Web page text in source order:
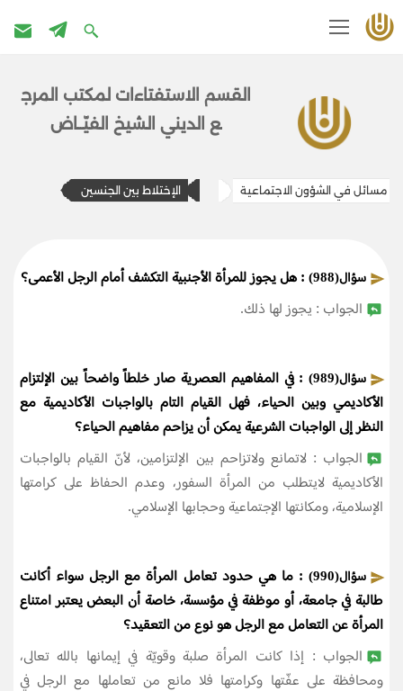
القسم الاستفتاءات ل​​مكتب المرج​
ع الديني الشيخ الفيّــاض
مسائل في الشؤون الاجتماعية الإختلاط بين الجنسين
سؤال(988)
: هل يجوز للمرأة الأجنبية التكشف أمام الرجل الأعمى؟
الجواب : يجوز لها ذلك.
سؤال(989)
: في المفاهيم العصرية صار خلطاً واضحاً بين الإلتزام
الأكاديمي وبين الحياء، فهل القيام التام بالواجبات الأكاديمية مع
النظر إلى الواجبات الشرعية يمكن أن يزاحم مفاهيم الحياء؟
الجواب : لاتمانع ولاتزاحم بين الإلتزامين، لأنّ القيام بالواجبات
الأكاديمية لايتطلب من المرأة السفور، وعدم الحفاظ على كرامتها
الإسلامية، ومكانتها الإجتماعية وحجابها الإسلامي.
سؤال(990)
: ما هي حدود تعامل المرأة مع الرجل سواء أكانت
طالبة في جامعة، أو موظفة في مؤسسة، خاصة أن البعض يعتبر امتناع
المرأة عن التعامل مع الرجل هو نوع من التعقيد؟
الجواب : إذا كانت المرأة صلبة وقويّة في إيمانها بالله تعالى،
ومحافظة على عفّتها وكرامتها فلا مانع من تعاملها مع الرجل في